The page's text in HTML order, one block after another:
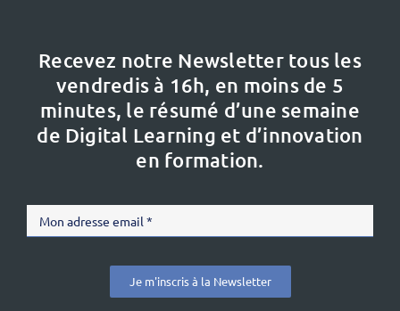
Recevez notre Newsletter tous les
vendredis à 16h, en moins de 5
minutes, le résumé d’une semaine
de Digital Learning et d’innovation
en formation.
Je m'inscris à la Newsletter